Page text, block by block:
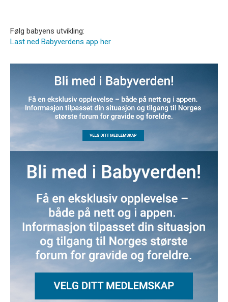
Følg babyens utvikling:
Last ned Babyverdens app her